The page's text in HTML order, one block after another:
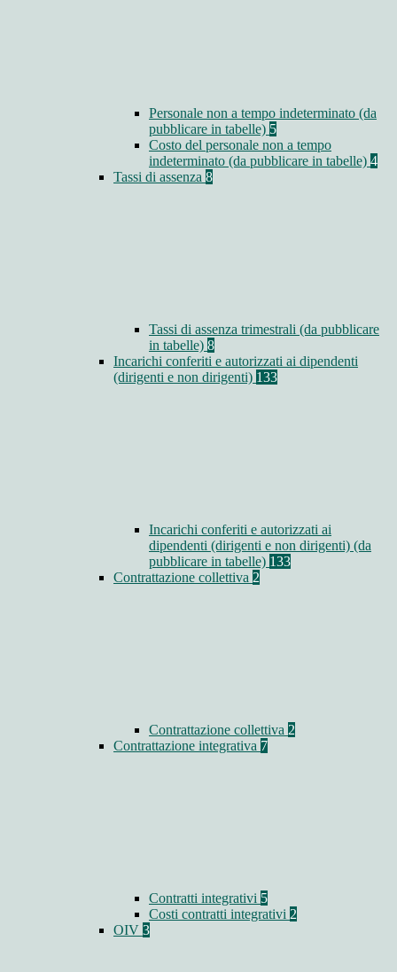
Personale non a tempo indeterminato (da
pubblicare in tabelle) 5
Costo del personale non a tempo
indeterminato (da pubblicare in tabelle) 4
Tassi di assenza 8
Tassi di assenza trimestrali (da pubblicare
in tabelle) 8
Incarichi conferiti e autorizzati ai dipendenti
(dirigenti e non dirigenti) 133
Incarichi conferiti e autorizzati ai
dipendenti (dirigenti e non dirigenti) (da
pubblicare in tabelle) 133
Contrattazione collettiva 2
Contrattazione collettiva 2
Contrattazione integrativa 7
Contratti integrativi 5
Costi contratti integrativi 2
OIV 3